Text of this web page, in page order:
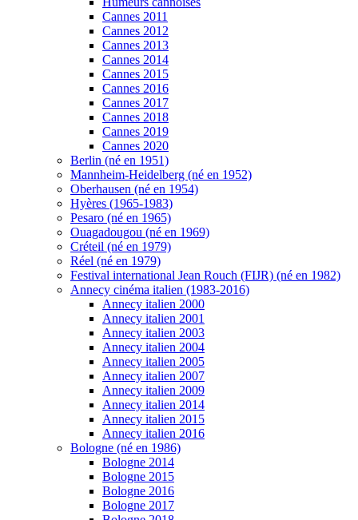
Cannes 2011
Cannes 2012
Cannes 2013
Cannes 2014
Cannes 2015
Cannes 2016
Cannes 2017
Cannes 2018
Cannes 2019
Cannes 2020
Berlin (né en 1951)
Mannheim-Heidelberg (né en 1952)
Oberhausen (né en 1954)
Hyères (1965-1983)
Pesaro (né en 1965)
Ouagadougou (né en 1969)
Créteil (né en 1979)
Réel (né en 1979)
Festival international Jean Rouch (FIJR) (né en 1982)
Annecy cinéma italien (1983-2016)
Annecy italien 2000
Annecy italien 2001
Annecy italien 2003
Annecy italien 2004
Annecy italien 2005
Annecy italien 2007
Annecy italien 2009
Annecy italien 2014
Annecy italien 2015
Annecy italien 2016
Bologne (né en 1986)
Bologne 2014
Bologne 2015
Bologne 2016
Bologne 2017